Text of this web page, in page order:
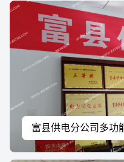
富县供电分公司多功